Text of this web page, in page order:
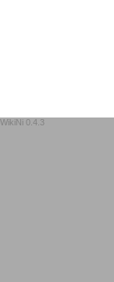
WikiNi 0.4.3